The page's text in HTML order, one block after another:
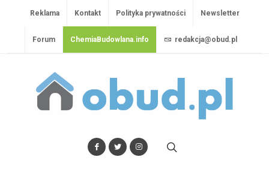
Reklama Kontakt Polityka prywatności Newsletter
Forum ChemiaBudowlana.info redakcja@obud.pl